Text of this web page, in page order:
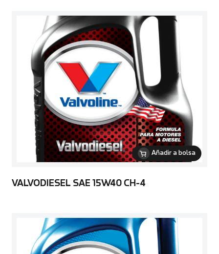
Añadir a bolsa
VALVODIESEL SAE 15W40 CH-4